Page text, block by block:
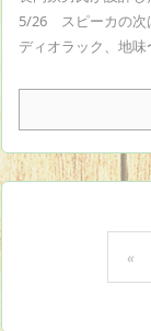
5/26 スピーカの次
ディオラック、地味
«